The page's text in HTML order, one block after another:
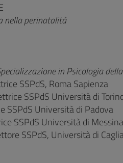
nella perinatalità
in Psicologia
SSPdS, Roma Sapienza
SSPdS Università di
SSPdS Università di Padova
SSPdS Università di Messina
SSPdS, Università di